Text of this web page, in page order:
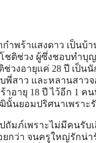
กำพร้าแสงดาว เป็นบ้
ชติช่วง ผู้ซึ่งชอบทำบุ
วงอายุแค่ 28 ปี เป็น
าว และหลานสาวจ
าอายุ 18 ปี ไว้อีก 1
นั้นยอมปริศนาเพราะ
ถัมภ์เพราะไม่มีคนรับ
ยกว่า จนครูใหญ่รักน่